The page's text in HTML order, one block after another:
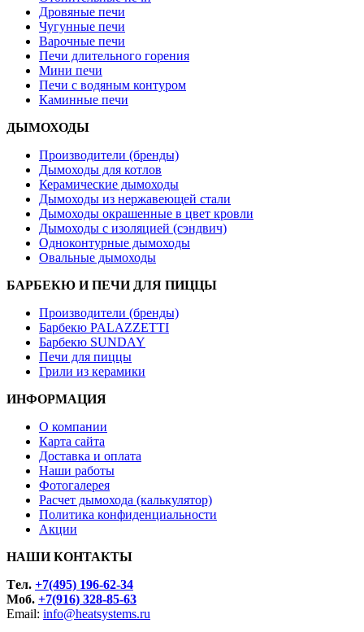
Дровяные печи
Чугунные печи
Варочные печи
Печи длительного горения
Мини печи
Печи с водяным контуром
Каминные печи
ДЫМОХОДЫ
Производители (бренды)
Дымоходы для котлов
Керамические дымоходы
Дымоходы из нержавеющей стали
Дымоходы окрашенные в цвет кровли
Дымоходы с изоляцией (сэндвич)
Одноконтурные дымоходы
Овальные дымоходы
БАРБЕКЮ И ПЕЧИ ДЛЯ ПИЦЦЫ
Производители (бренды)
Барбекю PALAZZETTI
Барбекю SUNDAY
Печи для пиццы
Грили из керамики
ИНФОРМАЦИЯ
О компании
Карта сайта
Доставка и оплата
Наши работы
Фотогалерея
Расчет дымохода (калькулятор)
Политика конфиденциальности
Акции
НАШИ КОНТАКТЫ
Tел. +7(495) 196-62-34
Моб. +7(916) 328-85-63
Email: info@heatsystems.ru